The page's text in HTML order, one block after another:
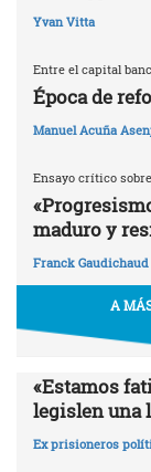
Yvan Vitta
Entre el capital
Época de
Manuel Acuña
Ensayo crítico
maduro y
Franck Gaudichaud
A
«Estamos
legislen una
Ex prisioneros